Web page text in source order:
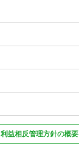
利益相反管理方針の概要